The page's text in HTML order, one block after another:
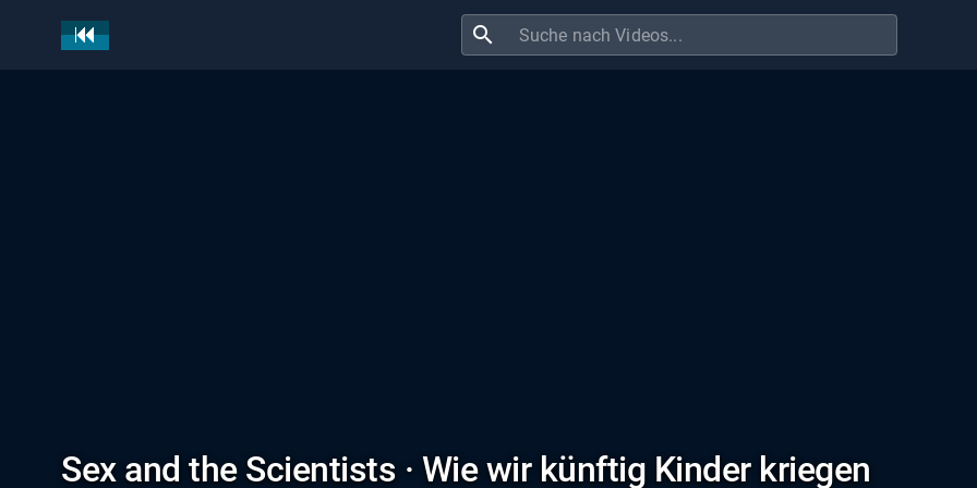
search
Sex and the Scientists · Wie wir künftig Kinder kriegen